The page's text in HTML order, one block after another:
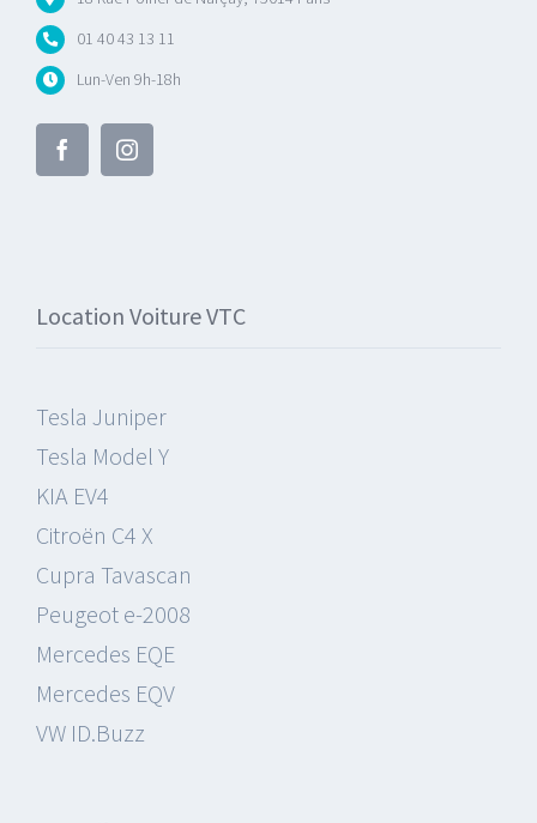
01 40 43 13 11
Lun-Ven 9h-18h
Location Voiture VTC
Tesla Juniper
Tesla Model Y
KIA EV4
Citroën C4 X
Cupra Tavascan
Peugeot e-2008
Mercedes EQE
Mercedes EQV
VW ID.Buzz